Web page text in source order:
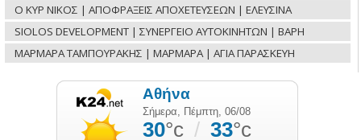
Ο ΚΥΡ ΝΙΚΟΣ | ΑΠΟΦΡΑΞΕΙΣ ΑΠΟΧΕΤΕΥΣΕΩΝ | ΕΛΕΥΣΙΝΑ
SIOLOS DEVELOPMENT | ΣΥΝΕΡΓΕΙΟ ΑΥΤΟΚΙΝΗΤΩΝ | ΒΑΡΗ
ΜΑΡΜΑΡΑ ΤΑΜΠΟΥΡΑΚΗΣ | ΜΑΡΜΑΡΑ | ΑΓΙΑ ΠΑΡΑΣΚΕΥΗ